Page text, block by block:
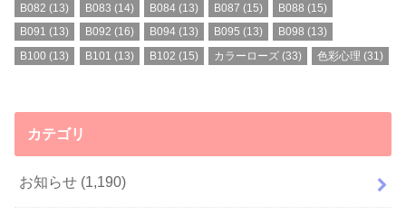
B082 (13) B083 (14) B084(13) B087 (15) B088 (15)
B091 (13) B092 (16) B094(13) B095 (13) B098 (13)
B100 (13) B101 (13) B102 (15) カラーローズ (33) 色彩心理 (31)
カテゴリ
お知らせ (1,190)